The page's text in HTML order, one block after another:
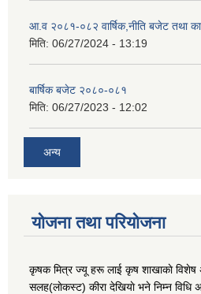
आ.व २०८१-०८२ वार्षिक,नीति बजेट तथा
मिति: 06/27/2024 - 13:19
बार्षिक बजेट २०८०-०८१
मिति: 06/27/2023 - 12:02
अन्य
योजना तथा परियोजना
कृषक मित्र ज्यू हरू लाई कृष शाखाकाे
सलह(लाेकस्ट) कीरा देखियाे भने निम्न विधि